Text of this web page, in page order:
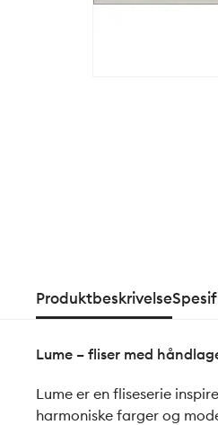
Produktbeskrivelse
Lume – fliser med
Lume er en fliseserie
harmoniske farger og